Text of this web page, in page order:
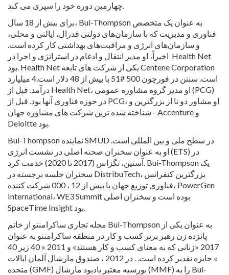
چهارمین دوره خود را سپری می کند.
برای بیش از 18 سال، Bui-Thompson به عنوان یک متخصص
فناوری و مدیریت که با سازمان‌های دولتی فدرال، ایالتی و محلی،
و سازمان‌های انرژی و مراقبت‌های بهداشتی کار کرده است.
اخیراً، او مدیر انتقال و ادغام در استراتژی و اجرا در Health Net
بود. Health Net یکی از شرکت های تابعه Centene Corporation
است. سنتن در فورچون 500 #51 با بیش از 48 دلار است.4 میلیارد
درآمد. قبل از Health Net، او مدیر گروه مشاوره عمومی (PCG)
در حوزه فناوری آنها بود. قبل از PCG، او مشاور دو تا از بزرگترین و
شناخته شده ترین شرکت های مشاوره جهان - Accenture و
Deloitte بود.
Bui-Thompson نماینده SMUD در سطح ملی و بین المللی است.
او به عنوان سخنران صحنه اصلی در نشست انرژی (ETS) در
آستین، تگزاس (2017 تا 2020) خدمت کرد. Bui-Thompson یک
سخنران جلسه برجسته در DistribuTech، بزرگترین کنفرانس
فناوری توزیع جهان با بیش از 12 ، 000 شرکت کننده، PowerGen
International، WE3 Summit بوده است و سخنران اصلی
SpaceTime Insight بود.
مجله تجاری ساکرامنتو از خانم Bui-Thompson به عنوان یکی از
پانزده زن رهبر برتر کسب و کار در منطقه ساکرامنتو به عنوان
2017 «زنانی که به معنای کسب و کار هستند» و 2011 « 40 زیر 40
» جایزه تقدیر کرده است. . در 2012 ، صندوق مارشال آلمان ایالات
متحده (GMF) بورسیه معتبر یادبود مارشال (MMF) را به Bui-